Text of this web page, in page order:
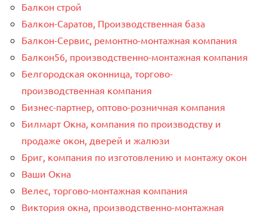
Балкон строй
Балкон-Саратов, Производственная база
Балкон-Сервис, ремонтно-монтажная компания
Балкон56, производственно-монтажная компания
Белгородская оконница, торгово-
производственная компания
Бизнес-партнер, оптово-розничная компания
Билмарт Окна, компания по производству и
продаже окон, дверей и жалюзи
Бриг, компания по изготовлению и монтажу окон
Ваши Окна
Велес, торгово-монтажная компания
Виктория окна, производственно-монтажная